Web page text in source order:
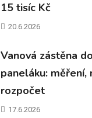
15 tisíc Kč
20.6.2026
Vanová zástěna do
paneláku: měření,
rozpočet
17.6.2026